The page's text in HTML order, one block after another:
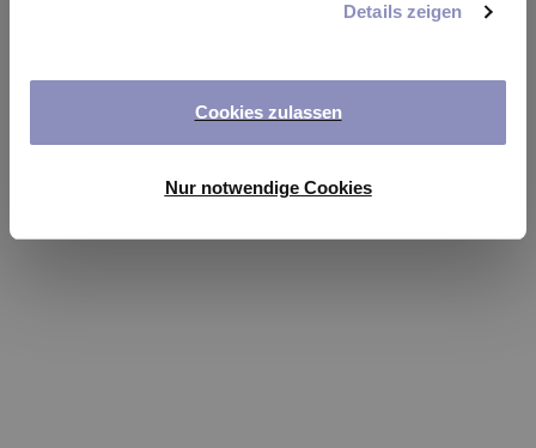
anpassen oder widerrufen. Weitere Details hierzu finden
Details zeigen
Cookies zulassen
Nur notwendige Cookies